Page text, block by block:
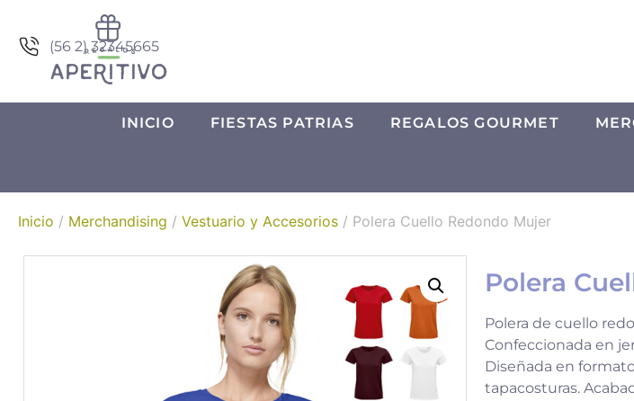
(56 2) 32345665
INICIO FIESTAS PATRIAS REGALOS GOURMET
Inicio / Merchandising / Vestuario y Accesorios / Polera Cuello Redondo Mujer
Polera
Polera de cuello
Confeccionada en
Diseñada en
tapacosturas.